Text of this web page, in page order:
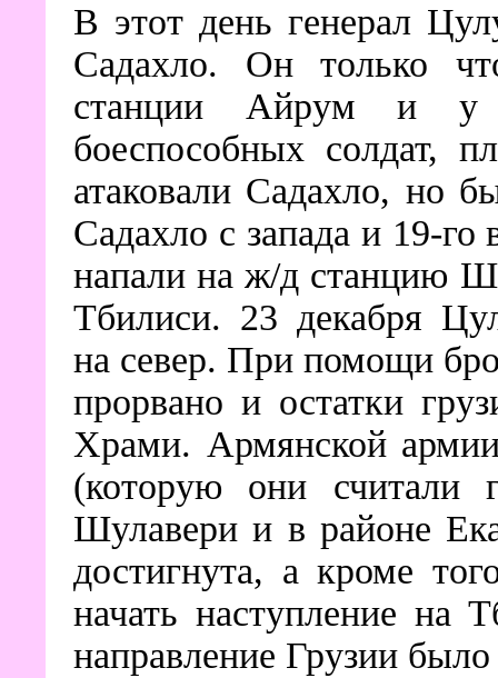
В этот день генерал
Садахло. Он только
станции Айрум и у
боеспособных солдат,
атаковали Садахло, но
Садахло с запада и 19-
напали на ж/д станцию
Тбилиси. 23 декабря
на север. При помощи
прорвано и остатки
Храми. Армянской
(которую они считали
Шулавери и в районе
достигнута, а кроме
начать наступление на
направление Грузии